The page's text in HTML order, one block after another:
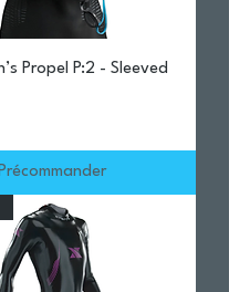
Propel P:2 - Sleeved